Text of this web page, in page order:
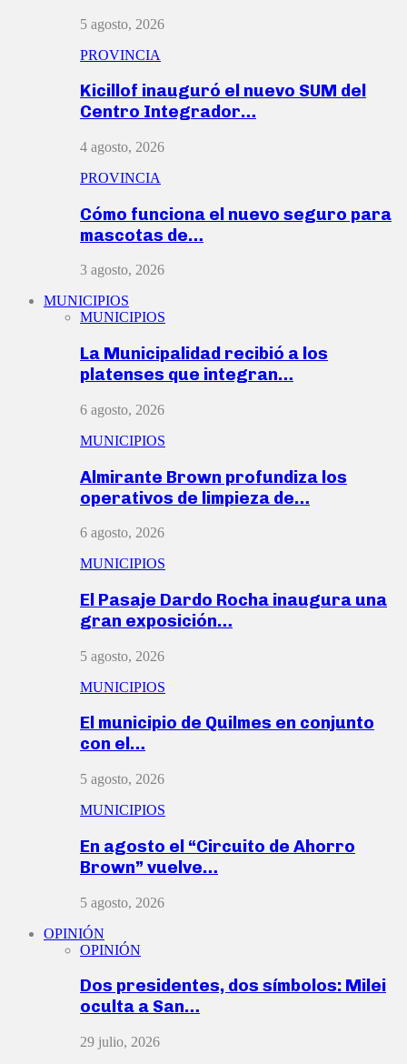
5 agosto, 2026
PROVINCIA
Kicillof inauguró el nuevo SUM del
Centro Integrador…
4 agosto, 2026
PROVINCIA
Cómo funciona el nuevo seguro para
mascotas de…
3 agosto, 2026
MUNICIPIOS
MUNICIPIOS
La Municipalidad recibió a los
platenses que integran…
6 agosto, 2026
MUNICIPIOS
Almirante Brown profundiza los
operativos de limpieza de…
6 agosto, 2026
MUNICIPIOS
El Pasaje Dardo Rocha inaugura una
gran exposición…
5 agosto, 2026
MUNICIPIOS
El municipio de Quilmes en conjunto
con el…
5 agosto, 2026
MUNICIPIOS
En agosto el “Circuito de Ahorro
Brown” vuelve…
5 agosto, 2026
OPINIÓN
OPINIÓN
Dos presidentes, dos símbolos: Milei
oculta a San…
29 julio, 2026